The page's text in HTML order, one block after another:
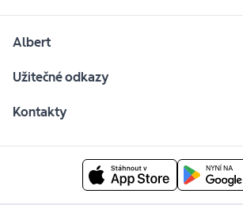
Albert
Užitečné odkazy
Kontakty